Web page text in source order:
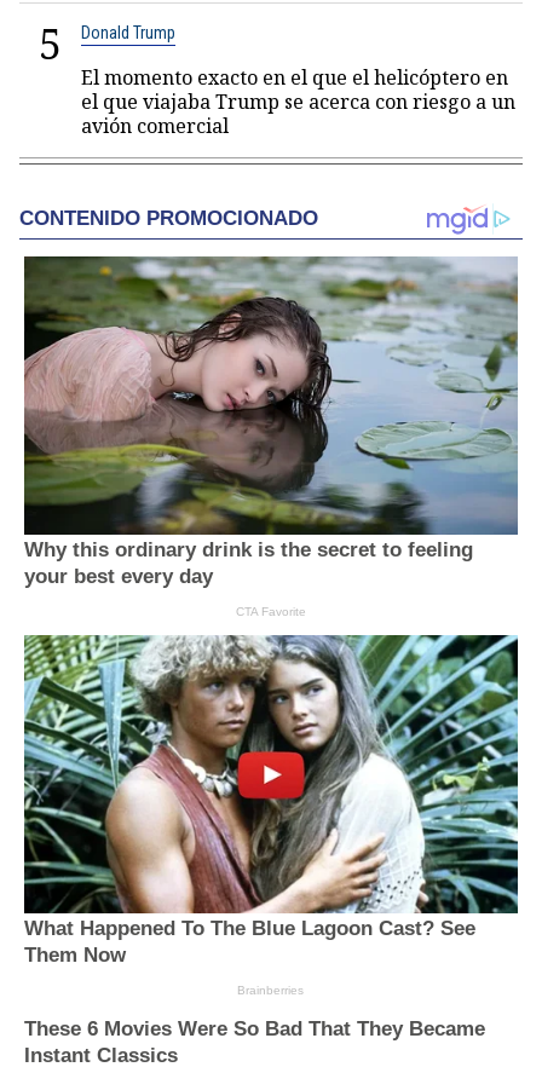
5 Donald Trump
El momento exacto en el que el helicóptero en
el que viajaba Trump se acerca con riesgo a un
avión comercial